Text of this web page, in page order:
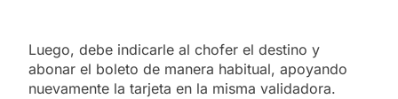
Luego, debe indicarle al chofer el destino y
abonar el boleto de manera habitual, apoyando
nuevamente la tarjeta en la misma validadora.